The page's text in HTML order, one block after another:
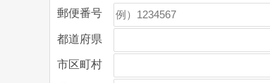
郵便番号
都道府県
市区町村